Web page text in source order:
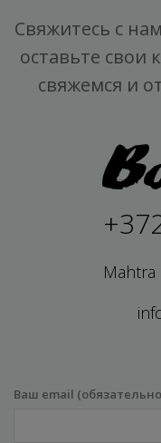
Свяжитесь с
оставьте свои
свяжемся и
Mahtra
Ваш email